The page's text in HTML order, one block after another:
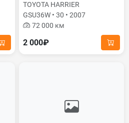
TOYOTA HARRIER
GSU36W • 30 • 2007
72 000 км
2 000₽